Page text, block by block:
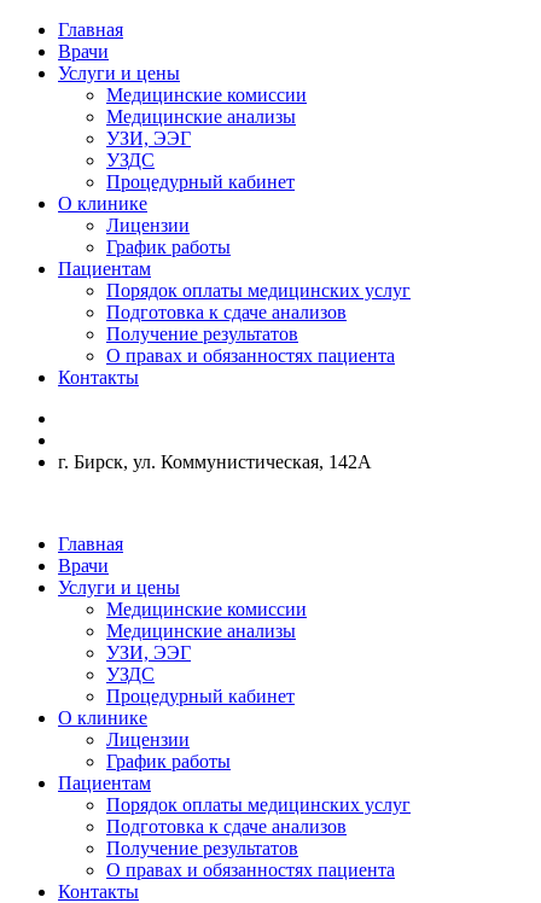
Главная
Врачи
Услуги и цены
Медицинские комиссии
Медицинские анализы
УЗИ, ЭЭГ
УЗДС
Процедурный кабинет
О клинике
Лицензии
График работы
Пациентам
Порядок оплаты медицинских услуг
Подготовка к сдаче анализов
Получение результатов
О правах и обязанностях пациента
Контакты
г. Бирск, ул. Коммунистическая, 142А
Главная
Врачи
Услуги и цены
Медицинские комиссии
Медицинские анализы
УЗИ, ЭЭГ
УЗДС
Процедурный кабинет
О клинике
Лицензии
График работы
Пациентам
Порядок оплаты медицинских услуг
Подготовка к сдаче анализов
Получение результатов
О правах и обязанностях пациента
Контакты